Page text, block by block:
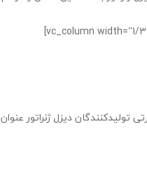
[/vc_column_text][/vc_column][/vc_row][vc_row][vc_column width=”1/3″]
تولیدکنندگان دیزل ژنراتور عنوان